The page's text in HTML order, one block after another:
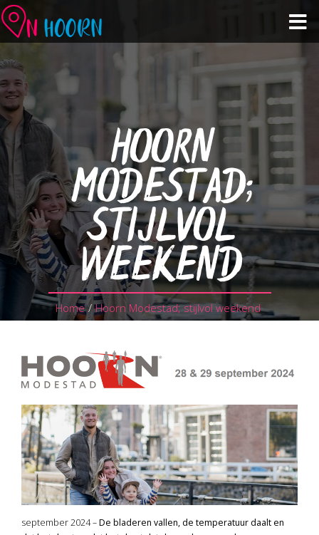
Zien & Doen
Winkelen & Horeca
Over Hoorn
Plan je bezoek
HOORN
MODESTAD;
STIJLVOL
WEEKEND
Home / Hoorn Modestad; stijlvol weekend
september 2024 –De bladeren vallen, de temperatuur daalt en